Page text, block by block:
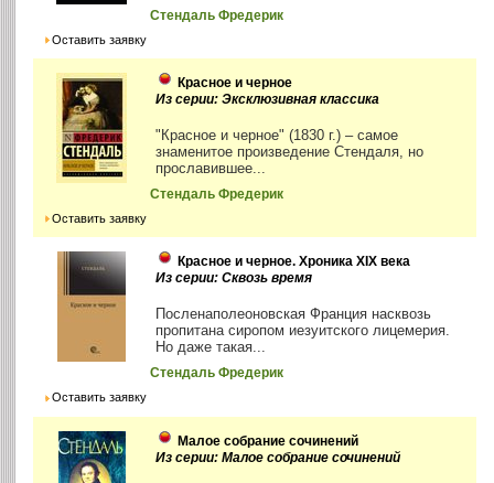
Стендаль Фредерик
Оставить заявку
Красное и черное
Из серии: Эксклюзивная классика
"Красное и черное" (1830 г.) – самое
знаменитое произведение Стендаля, но
прославившее...
Стендаль Фредерик
Оставить заявку
Красное и черное. Хроника XIX века
Из серии: Сквозь время
Посленаполеоновская Франция насквозь
пропитана сиропом иезуитского лицемерия.
Но даже такая...
Стендаль Фредерик
Оставить заявку
Малое собрание сочинений
Из серии: Малое собрание сочинений